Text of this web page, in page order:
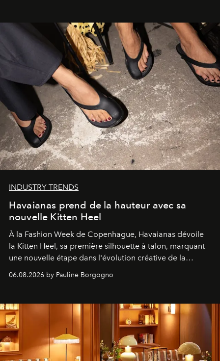
INDUSTRY TRENDS
Havaianas prend de la hauteur avec sa
nouvelle Kitten Heel
À la Fashion Week de Copenhague, Havaianas dévoile
la Kitten Heel, sa première silhouette à talon, marquant
une nouvelle étape dans l'évolution créative de la
06.08.2026 by Pauline Borgogno